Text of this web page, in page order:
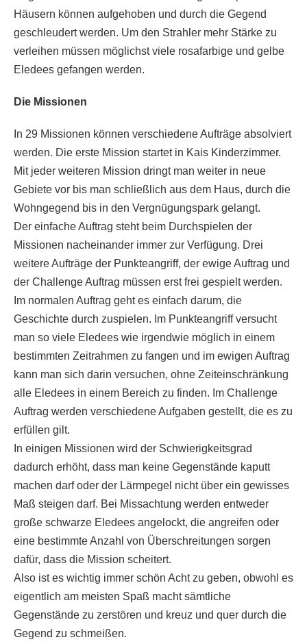
Häusern können aufgehoben und durch die Gegend
geschleudert werden. Um den Strahler mehr Stärke zu
verleihen müssen möglichst viele rosafarbige und gelbe
Eledees gefangen werden.
Die Missionen
In 29 Missionen können verschiedene Aufträge absolviert
werden. Die erste Mission startet in Kais Kinderzimmer.
Mit jeder weiteren Mission dringt man weiter in neue
Gebiete vor bis man schließlich aus dem Haus, durch die
Wohngegend bis in den Vergnügungspark gelangt.
Der einfache Auftrag steht beim Durchspielen der
Missionen nacheinander immer zur Verfügung. Drei
weitere Aufträge der Punkteangriff, der ewige Auftrag und
der Challenge Auftrag müssen erst frei gespielt werden.
Im normalen Auftrag geht es einfach darum, die
Geschichte durch zuspielen. Im Punkteangriff versucht
man so viele Eledees wie irgendwie möglich in einem
bestimmten Zeitrahmen zu fangen und im ewigen Auftrag
kann man sich darin versuchen, ohne Zeiteinschränkung
alle Eledees in einem Bereich zu finden. Im Challenge
Auftrag werden verschiedene Aufgaben gestellt, die es zu
erfüllen gilt.
In einigen Missionen wird der Schwierigkeitsgrad
dadurch erhöht, dass man keine Gegenstände kaputt
machen darf oder der Lärmpegel nicht über ein gewisses
Maß steigen darf. Bei Missachtung werden entweder
große schwarze Eledees angelockt, die angreifen oder
eine bestimmte Anzahl von Überschreitungen sorgen
dafür, dass die Mission scheitert.
Also ist es wichtig immer schön Acht zu geben, obwohl es
eigentlich am meisten Spaß macht sämtliche
Gegenstände zu zerstören und kreuz und quer durch die
Gegend zu schmeißen.